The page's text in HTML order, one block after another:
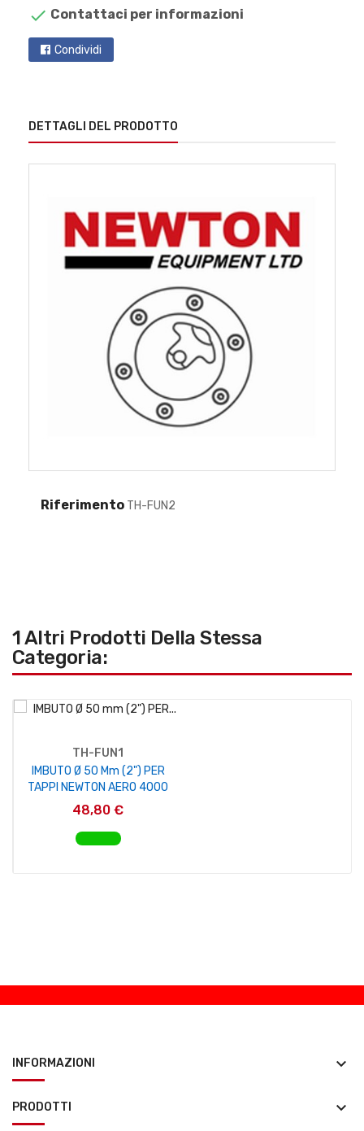
 Contattaci per informazioni
Condividi
DETTAGLI DEL PRODOTTO
Riferimento TH-FUN2
1 Altri Prodotti Della Stessa
Categoria:
TH-FUN1
IMBUTO Ø 50 Mm (2") PER
TAPPI NEWTON AERO 4000
48,80 €
AGGIUNGI AL CARRELLO
INFORMAZIONI keyboard_arrow_down
PRODOTTI keyboard_arrow_down